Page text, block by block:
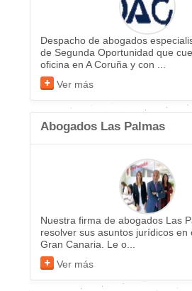
Despacho de abogados
de Segunda Oportunidad que
oficina en A Coruña y con ...
Ver más
Abogados Las Palmas
Nuestra firma de abogados Las
resolver sus asuntos jurídicos en
Gran Canaria. Le o...
Ver más